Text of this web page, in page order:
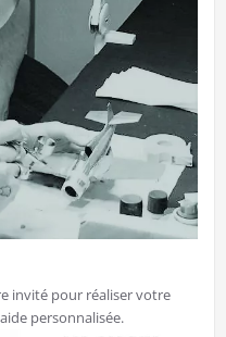
invité pour réaliser votre
personnalisée.